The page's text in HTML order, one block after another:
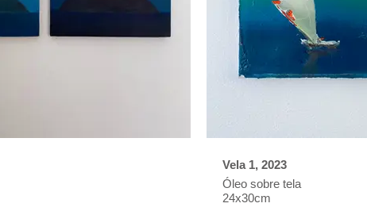
Vela 1, 2023
Óleo sobre tela
24x30cm